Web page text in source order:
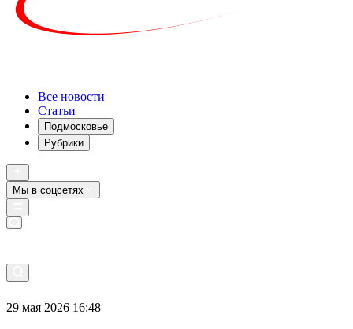
Все новости
Статьи
Подмосковье
Рубрики
Мы в соцсетях
29 мая 2026 16:48